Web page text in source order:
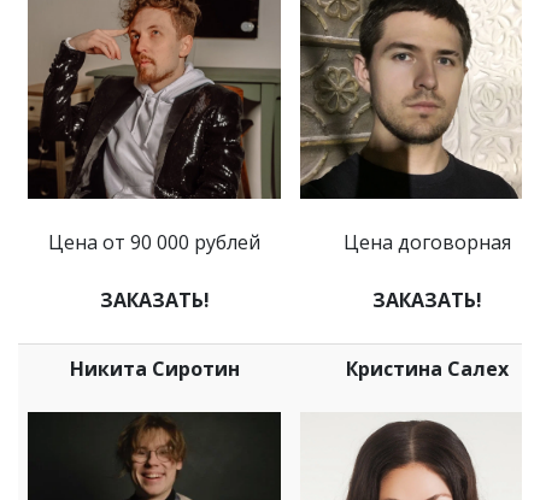
Цена от 90 000 рублей
ЗАКАЗАТЬ!
Цена договорная
ЗАКАЗАТЬ!
Никита Сиротин Кристина Салех